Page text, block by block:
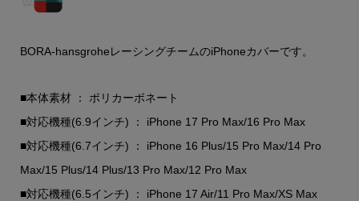
BORA-hansgroheレーシングチームのiPhoneカバーです。
■本体素材 ： ポリカーボネート
■対応機種(6.9インチ) ： iPhone 17 Pro Max/16 Pro Max
■対応機種(6.7インチ) ： iPhone 16 Plus/15 Pro Max/14 Pro
Max/15 Plus/14 Plus/13 Pro Max/12 Pro Max
■対応機種(6.5インチ) ： iPhone 17 Air/11 Pro Max/XS Max